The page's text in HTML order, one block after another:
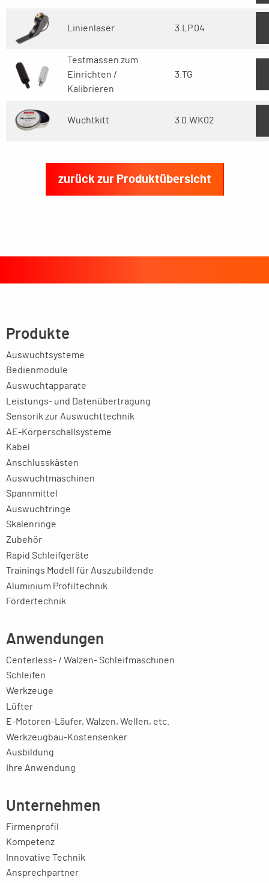
Linienlaser 3.LP.04
Testmassen zum
Einrichten /
Kalibrieren
3.TG
Wuchtkitt 3.0.WK02
zurück zur Produktübersicht
Produkte
Auswuchtsysteme
Bedienmodule
Auswuchtapparate
Leistungs- und Datenübertragung
Sensorik zur Auswuchttechnik
AE-Körperschallsysteme
Kabel
Anschlusskästen
Auswuchtmaschinen
Spannmittel
Auswuchtringe
Skalenringe
Zubehör
Rapid Schleifgeräte
Trainings Modell für Auszubildende
Aluminium Profiltechnik
Fördertechnik
Anwendungen
Centerless- / Walzen- Schleifmaschinen
Schleifen
Werkzeuge
Lüfter
E-Motoren-Läufer, Walzen, Wellen, etc.
Werkzeugbau-Kostensenker
Ausbildung
Ihre Anwendung
Unternehmen
Firmenprofil
Kompetenz
Innovative Technik
Ansprechpartner